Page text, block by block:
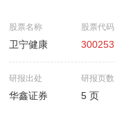
股票名称
卫宁健康
股票代码
300253
研报出处
华鑫证券
研报页数
5 页